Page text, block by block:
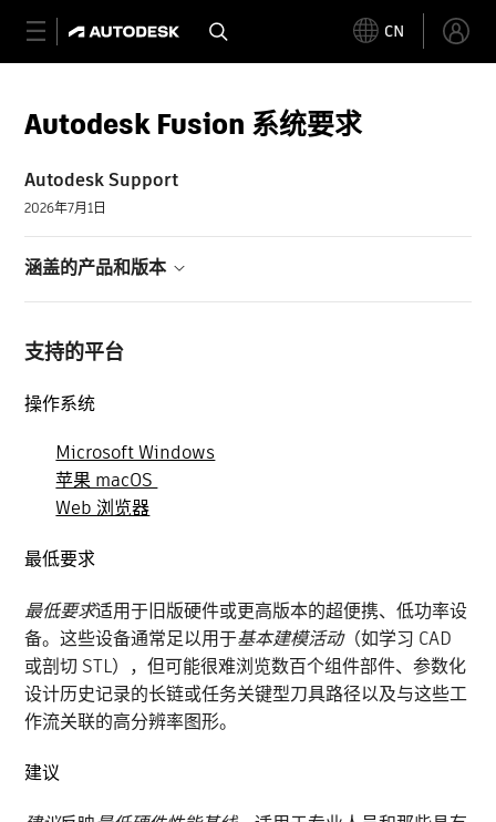
CN
Autodesk Fusion 系统要求
Autodesk Support
2026年7月1日
涵盖的产品和版本
支持的平台
操作系统
Microsoft Windows
苹果 macOS
Web 浏览器
最低要求
最低要求适用于旧版硬件或更高版本的超便携、低功率设
备。这些设备通常足以用于基本建模活动（如学习 CAD
或剖切 STL），但可能很难浏览数百个组件部件、参数化
设计历史记录的长链或任务关键型刀具路径以及与这些工
作流关联的高分辨率图形。
建议